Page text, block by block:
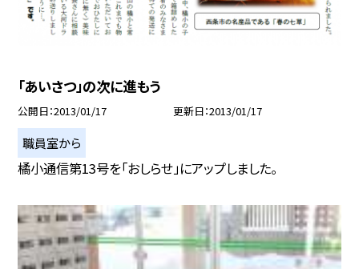
「あいさつ」の次に進もう
公開日 2013/01/17 更新日 2013/01/17
職員室から
橘小通信第13号を「おしらせ」にアップしました。